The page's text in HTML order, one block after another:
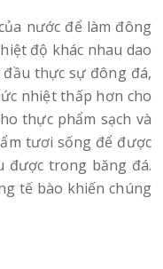
nước để làm đông
độ khác nhau dao
thực sự đông đá,
nhiệt thấp hơn cho
thực phẩm sạch và
tươi sống để được
được trong băng đá.
tế bào khiến chúng